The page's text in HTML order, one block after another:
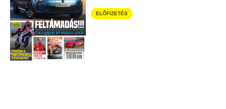
ELŐFIZETÉS